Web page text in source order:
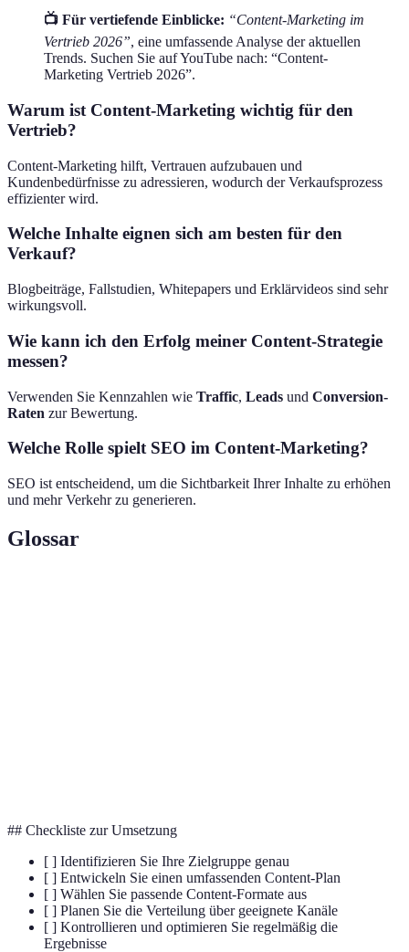
📺 Für vertiefende Einblicke: “Content-Marketing im
Vertrieb 2026”, eine umfassende Analyse der aktuellen
Trends. Suchen Sie auf YouTube nach: “Content-
Marketing Vertrieb 2026”.
Warum ist Content-Marketing wichtig für den
Vertrieb?
Content-Marketing hilft, Vertrauen aufzubauen und
Kundenbedürfnisse zu adressieren, wodurch der Verkaufsprozess
effizienter wird.
Welche Inhalte eignen sich am besten für den
Verkauf?
Blogbeiträge, Fallstudien, Whitepapers und Erklärvideos sind sehr
wirkungsvoll.
Wie kann ich den Erfolg meiner Content-Strategie
messen?
Verwenden Sie Kennzahlen wie Traffic, Leads und Conversion-
Raten zur Bewertung.
Welche Rolle spielt SEO im Content-Marketing?
SEO ist entscheidend, um die Sichtbarkeit Ihrer Inhalte zu erhöhen
und mehr Verkehr zu generieren.
Glossar
## Checkliste zur Umsetzung
[ ] Identifizieren Sie Ihre Zielgruppe genau
[ ] Entwickeln Sie einen umfassenden Content-Plan
[ ] Wählen Sie passende Content-Formate aus
[ ] Planen Sie die Verteilung über geeignete Kanäle
[ ] Kontrollieren und optimieren Sie regelmäßig die
Ergebnisse